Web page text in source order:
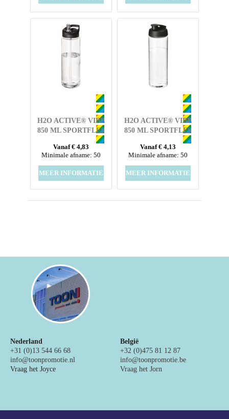
H2O ACTIVE® VIBE
850 ML SPORTFLES
MET TUITDEKSEL
Vanaf € 4,83
Minimale afname: 50
MEER INFORMATIE
H2O ACTIVE® VIBE
850 ML SPORTFLES
KANTELDEKSEL
Vanaf € 4,13
Minimale afname: 50
MEER INFORMATIE
Nederland
+31 (0)13 544 66 68
info@toonpromotie.nl
Vraag het Joyce
België
+32 (0)475 81 12 87
info@toonpromotie.be
Vraag het Jorn